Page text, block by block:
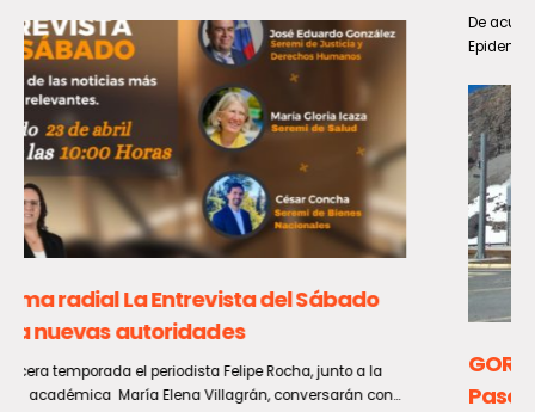
De acuerdo a lo informado por el Ministerio de Salud, en la Semana
Epidemiológica 30, entre el 26 de julio...
GORE Maule solicita medidas para convertir al
Paso Pehuenche en una alternativa